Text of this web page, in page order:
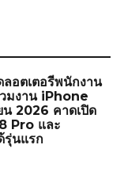
ลอตเตอรีพนักงาน
มงาน iPhone
2026 คาดเปิด
Pro และ
รุ่นแรก